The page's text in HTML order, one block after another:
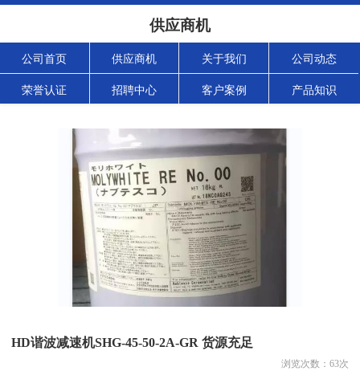
供应商机
公司首页 供应商机 关于我们 公司动态
荣誉认证 招聘中心 客户案例 产品知识
HD谐波减速机SHG-45-50-2A-GR 货源充足
浏览次数： 63次